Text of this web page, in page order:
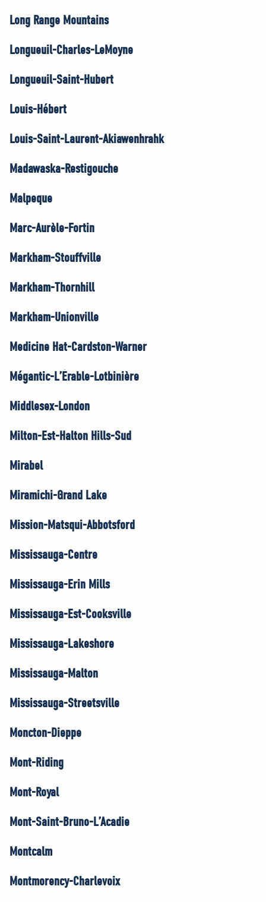
Long Range Mountains
Longueuil-Charles-LeMoyne
Longueuil-Saint-Hubert
Louis-Hébert
Louis-Saint-Laurent-Akiawenhrahk
Madawaska-Restigouche
Malpeque
Marc-Aurèle-Fortin
Markham-Stouffville
Markham-Thornhill
Markham-Unionville
Medicine Hat-Cardston-Warner
Mégantic-L’Érable-Lotbinière
Middlesex-London
Milton-Est-Halton Hills-Sud
Mirabel
Miramichi-Grand Lake
Mission-Matsqui-Abbotsford
Mississauga-Centre
Mississauga-Erin Mills
Mississauga-Est-Cooksville
Mississauga-Lakeshore
Mississauga-Malton
Mississauga-Streetsville
Moncton-Dieppe
Mont-Riding
Mont-Royal
Mont-Saint-Bruno-L’Acadie
Montcalm
Montmorency-Charlevoix